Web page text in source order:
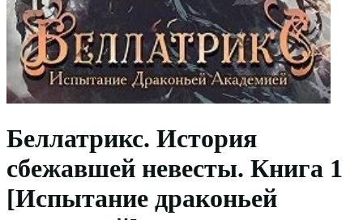
Беллатрикс. История
сбежавшей невесты. Книга 1
[Испытание драконьей